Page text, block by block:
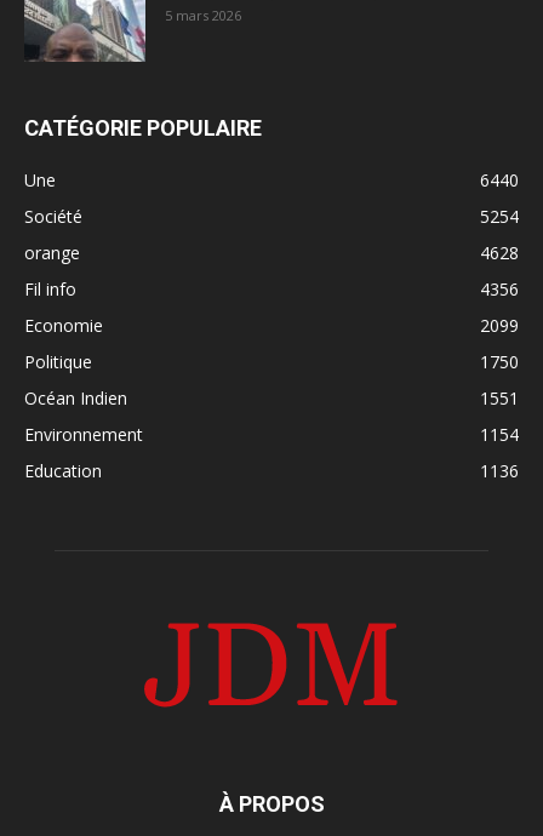
5 mars 2026
CATÉGORIE POPULAIRE
Une
6440
Société
5254
orange
4628
Fil info
4356
Economie
2099
Politique
1750
Océan Indien
1551
Environnement
1154
Education
1136
À PROPOS